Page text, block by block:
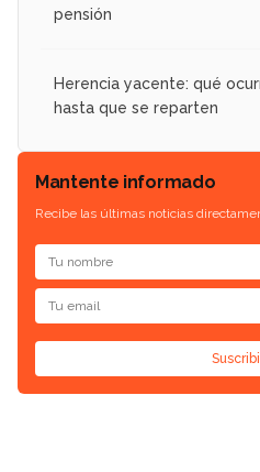
pensión
Herencia yacente: qué
hasta que se reparten
Mantente informado
Recibe las últimas noticias